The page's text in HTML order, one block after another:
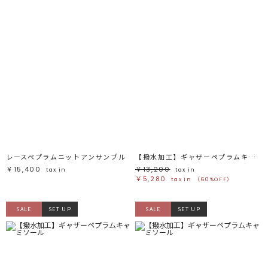
レースペプラムニットアンサンブル
￥15,400
tax in
【撥水加工】ギャザーペプラムキャミソール
￥13,200
tax in
￥5,280 tax in （60%OFF）
SALE SET UP SALE SET UP